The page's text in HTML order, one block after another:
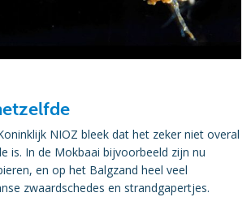
NIOZ bleek dat het zeker niet overal
is. In de Mokbaai bijvoorbeeld zijn nu
en op het Balgzand heel veel
zwaardschedes en strandgapertjes.